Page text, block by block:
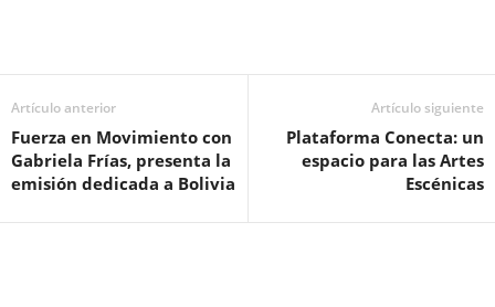
Artículo anterior
Fuerza en Movimiento con
Gabriela Frías, presenta la
emisión dedicada a Bolivia
Artículo siguiente
Plataforma Conecta: un
espacio para las Artes
Escénicas